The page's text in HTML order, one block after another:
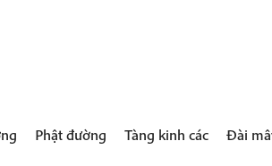
Phật đường Tàng kinh các Đài